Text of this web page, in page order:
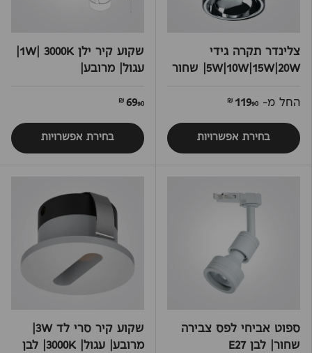
צלינדר תקרה גידי
5W|10W|15W|20W| שחור
החל מ- 11990 ₪
בחירת אפשרויות
עגול| מרובע|
6990 ₪
בחירת אפשרויות
ספוט אביחי לפס צבירה
שחור| לבן E27
מרובע| עגול| 3000K| לבן